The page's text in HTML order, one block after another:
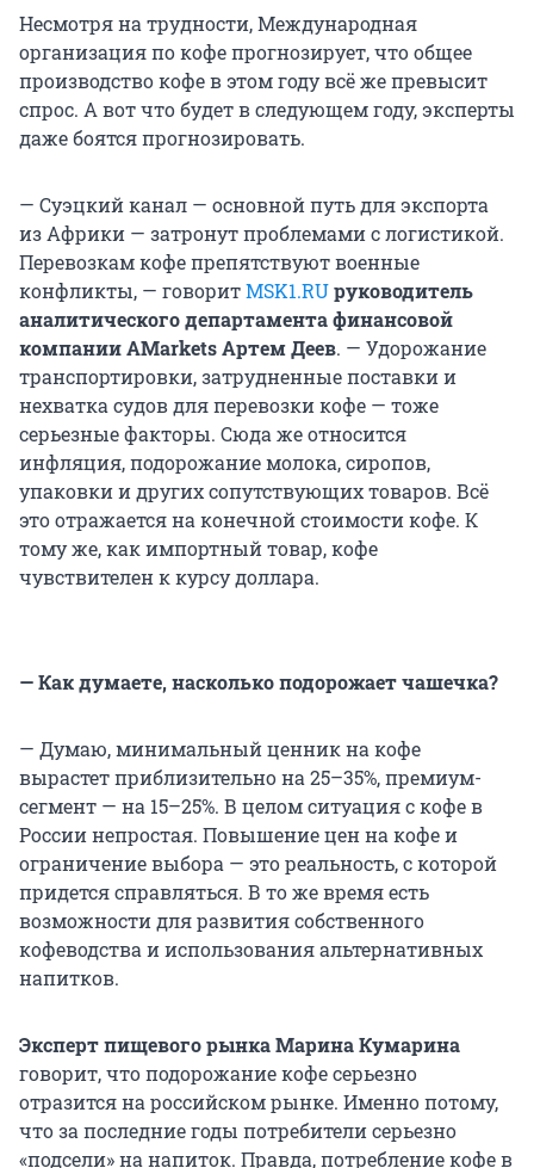
Несмотря на трудности, Международная
организация по кофе прогнозирует, что общее
производство кофе в этом году всё же превысит
спрос. А вот что будет в следующем году, эксперты
даже боятся прогнозировать.
— Суэцкий канал — основной путь для экспорта
из Африки — затронут проблемами с логистикой.
Перевозкам кофе препятствуют военные
конфликты, — говоритMSK1.RUруководитель
аналитического департамента финансовой
компании AMarkets Артем Деев. — Удорожание
транспортировки, затрудненные поставки и
нехватка судов для перевозки кофе — тоже
серьезные факторы. Сюда же относится
инфляция, подорожание молока, сиропов,
упаковки и других сопутствующих товаров. Всё
это отражается на конечной стоимости кофе. К
тому же, как импортный товар, кофе
чувствителен к курсу доллара.
— Как думаете, насколько подорожает чашечка?
— Думаю, минимальный ценник на кофе
вырастет приблизительно на 25–35%, премиум-
сегмент — на 15–25%. В целом ситуация с кофе в
России непростая. Повышение цен на кофе и
ограничение выбора — это реальность, с которой
придется справляться. В то же время есть
возможности для развития собственного
кофеводства и использования альтернативных
напитков.
Эксперт пищевого рынка Марина Кумарина
говорит, что подорожание кофе серьезно
отразится на российском рынке. Именно потому,
что за последние годы потребители серьезно
«подсели» на напиток. Правда, потребление кофе в